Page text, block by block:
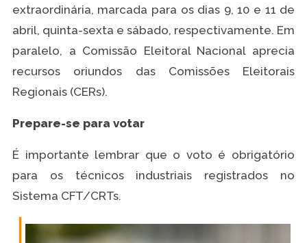
extraordinária, marcada para os dias 9, 10 e 11 de
abril, quinta-sexta e sábado, respectivamente. Em
paralelo, a Comissão Eleitoral Nacional aprecia
recursos oriundos das Comissões Eleitorais
Regionais (CERs).
Prepare-se para votar
É importante lembrar que o voto é obrigatório
para os técnicos industriais registrados no
Sistema CFT/CRTs.